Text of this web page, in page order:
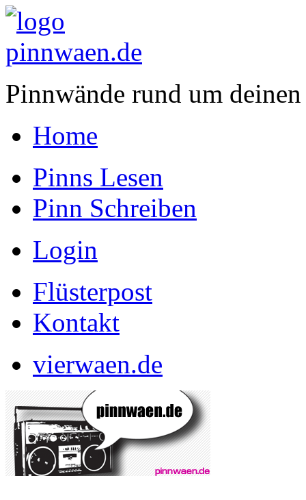
Pinnwände rund um
Home
Pinns Lesen
Pinn Schreiben
Login
Flüsterpost
Kontakt
vierwaen.de